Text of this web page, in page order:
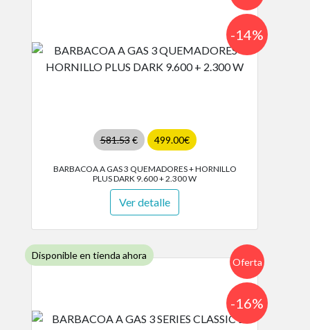
581.53€ 499.00€
-14%
BARBACOA A GAS 3 QUEMADORES + HORNILLO
PLUS DARK 9.600 + 2.300 W
Ver detalle
Disponible en tienda ahora
Oferta
-16%